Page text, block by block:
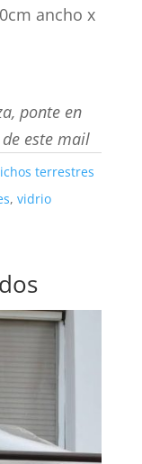
ancho x
ponte en
este mail
terrestres
, vidrio